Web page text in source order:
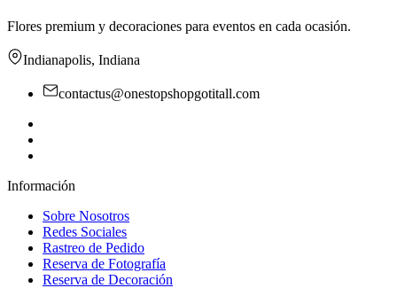
Flores premium y decoraciones para eventos en cada ocasión.
Indianapolis, Indiana
contactus@onestopshopgotitall.com
Información
Sobre Nosotros
Redes Sociales
Rastreo de Pedido
Reserva de Fotografía
Reserva de Decoración